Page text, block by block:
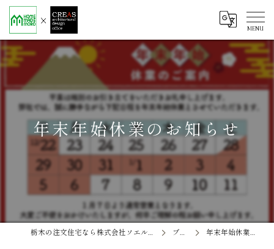
年末年始休業のお知らせ
栃木の注文住宅なら株式会社ソエル ホームメイド茂呂 ブログ 年末年始休業のお知らせ